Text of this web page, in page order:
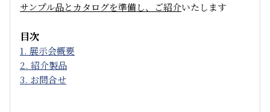
サンプル品とカタログを準備し、ご紹介いたします
目次
1. 展示会概要
2. 紹介製品
3. お問合せ